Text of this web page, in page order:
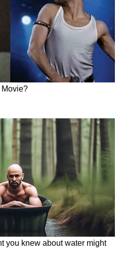
फिल्में
बात करें तो वे यश की
में नजर आएंगी। ये फिल्म
सकती है। इसके अलावा वे
में आएगी।
की Dragon का टीजर देख
कर रहे कमेंट्स